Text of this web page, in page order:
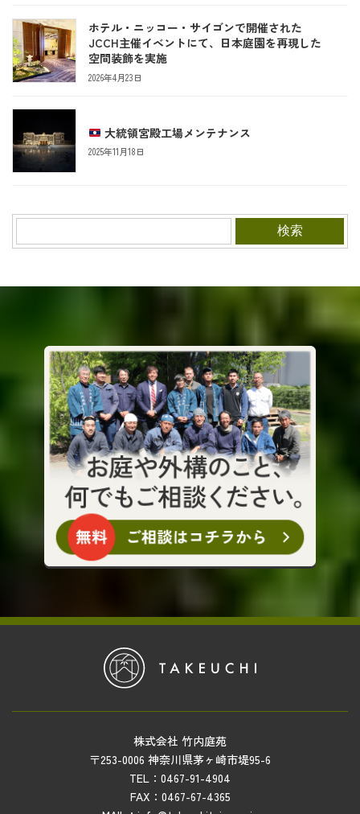
ホテル・ニッコー・サイゴンで開催された
JCCH主催イベントにて、日本庭園を再現した
空間装飾を実施
2026年4月23日
大統領宮殿工場メンテナンス
2025年11月18日
検索
株式会社 竹内庭苑
〒253-0006 神奈川県茅ヶ崎市堤95-6
TEL：0467-91-4904
FAX：0467-67-4365